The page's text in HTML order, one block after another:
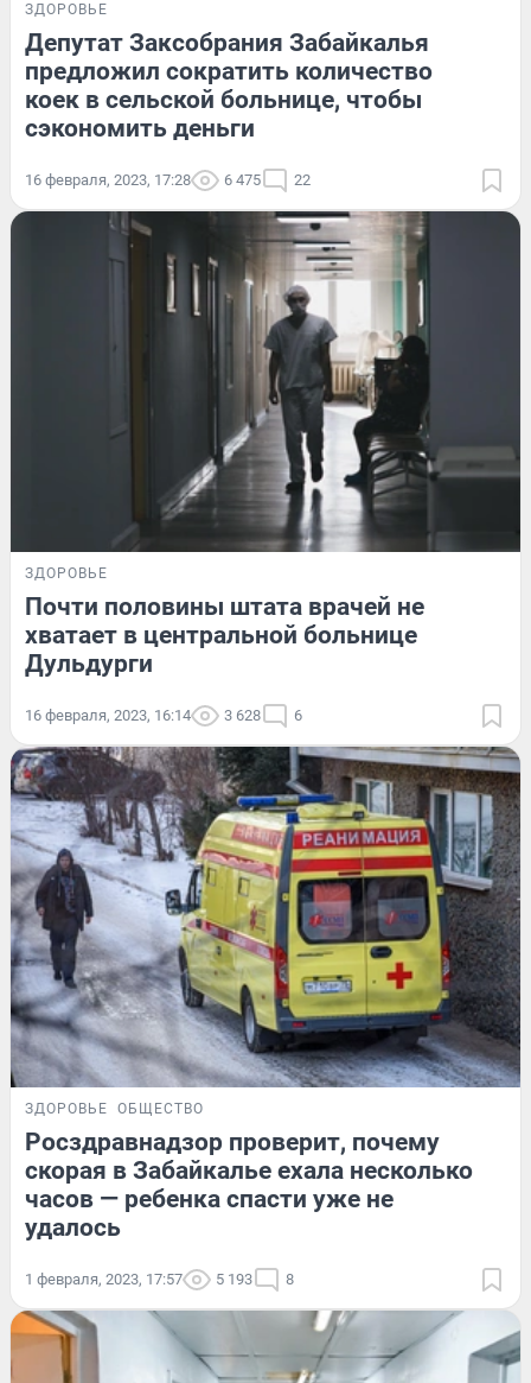
ЗДОРОВЬЕ
Депутат Заксобрания Забайкалья
предложил сократить количество
коек в сельской больнице, чтобы
сэкономить деньги
16 февраля, 2023, 17:28 6 475 22
ЗДОРОВЬЕ
Почти половины штата врачей не
хватает в центральной больнице
Дульдурги
16 февраля, 2023, 16:14 3 628 6
ЗДОРОВЬЕ ОБЩЕСТВО
Росздравнадзор проверит, почему
скорая в Забайкалье ехала несколько
часов — ребенка спасти уже не
удалось
1 февраля, 2023, 17:57 5 193 8